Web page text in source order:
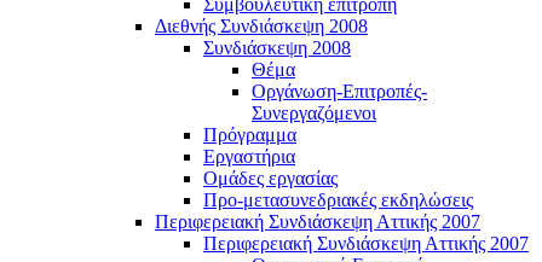
Συμβουλευτική επιτροπή
Διεθνής Συνδιάσκεψη 2008
Συνδιάσκεψη 2008
Θέμα
Οργάνωση-Επιτροπές-
Συνεργαζόμενοι
Πρόγραμμα
Εργαστήρια
Ομάδες εργασίας
Προ-μετασυνεδριακές εκδηλώσεις
Περιφερειακή Συνδιάσκεψη Αττικής 2007
Περιφερειακή Συνδιάσκεψη Αττικής 2007